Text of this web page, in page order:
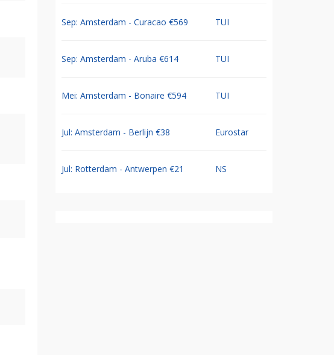
Sep: Amsterdam - Curacao €569 TUI
Sep: Amsterdam - Aruba €614 TUI
Mei: Amsterdam - Bonaire €594 TUI
Jul: Amsterdam - Berlijn €38 Eurostar
Jul: Rotterdam - Antwerpen €21 NS